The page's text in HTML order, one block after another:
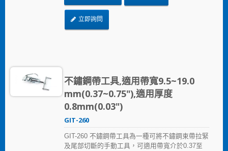
立即詢問
不鏽鋼帶工具,適用帶寬9.5~19.0
mm(0.37~0.75"),適用厚度
0.8mm(0.03")
GIT-260
GIT-260 不鏽鋼帶工具為一種可將不鏽鋼束帶拉緊
及尾部切斷的手動工具，可適用帶寬介於0.37至